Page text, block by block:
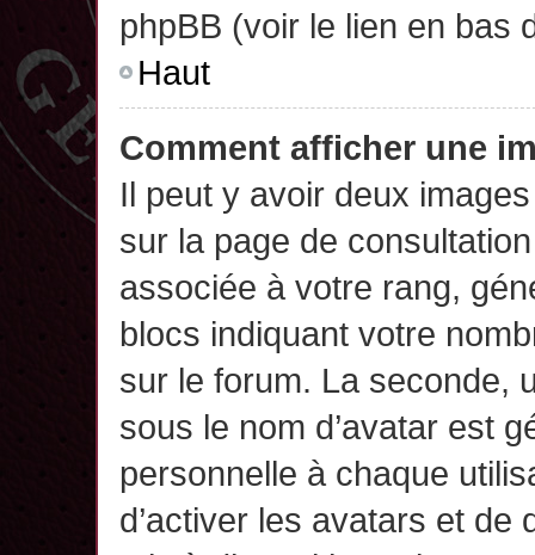
phpBB (voir le lien en bas
Haut
Comment afficher une
Il peut y avoir deux
sur la page de
associée à votre rang,
blocs indiquant votre
sur le forum. La seconde,
sous le nom d’avatar est
personnelle à chaque
d’activer les avatars et de